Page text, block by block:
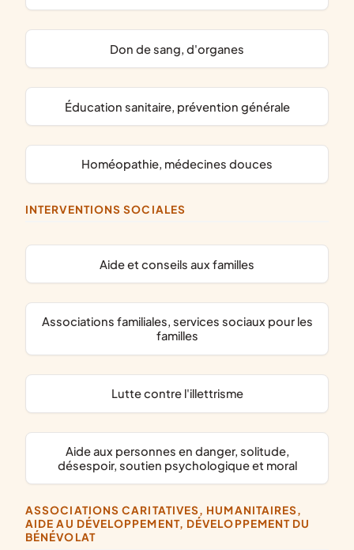
don de sang, d'organes
éducation sanitaire, prévention générale
homéopathie, médecines douces
INTERVENTIONS SOCIALES
aide et conseils aux familles
associations familiales, services sociaux pour les
familles
lutte contre l'illettrisme
aide aux personnes en danger, solitude,
désespoir, soutien psychologique et moral
ASSOCIATIONS CARITATIVES, HUMANITAIRES,
AIDE AU DÉVELOPPEMENT, DÉVELOPPEMENT DU
BÉNÉVOLAT